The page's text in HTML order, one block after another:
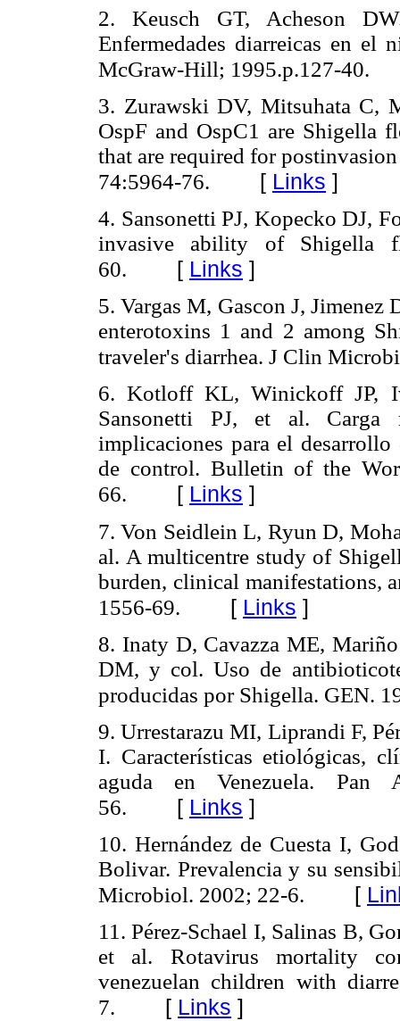
2. Keusch GT, Acheson
Enfermedades diarreicas en el
McGraw-Hill; 1995.p.127-40.
3. Zurawski DV, Mitsuhata C,
OspF and OspC1 are Shigella
that are required for
74:5964-76. [ Links ]
4. Sansonetti PJ, Kopecko DJ,
invasive ability of Shigella
60. [ Links ]
5. Vargas M, Gascon J,
enterotoxins 1 and 2 among
traveler's diarrhea. J Clin
6. Kotloff KL, Winickoff JP,
Sansonetti PJ, et al. Carga
implicaciones para el
de control. Bulletin of the
66. [ Links ]
7. Von Seidlein L, Ryun D,
al. A multicentre study of
burden, clinical manifestations,
1556-69. [ Links ]
8. Inaty D, Cavazza ME,
DM, y col. Uso de
producidas por Shigella. GEN.
9. Urrestarazu MI, Liprandi F,
I. Características etiológicas,
aguda en Venezuela.
56. [ Links ]
10. Hernández de Cuesta I,
Bolivar. Prevalencia y su
Microbiol. 2002; 22-6. [
11. Pérez-Schael I, Salinas B,
et al. Rotavirus mortality
venezuelan children with
7. [ Links ]